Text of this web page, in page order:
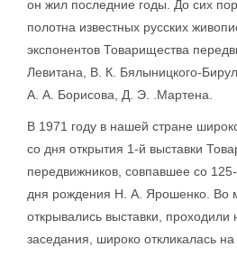
он жил последние годы. До сих
полотна известных русских
экспонентов Товарищества
Левитана, В. К. Бялыницкого-
А. А. Борисова, Д. Э. .Мартена.
В 1971 году в нашей стране
со дня открытия 1-й выставки
передвижников, совпавшее со
дня рождения Н. А. Ярошенко. Во
открывались выставки,
заседания, широко откликалась на